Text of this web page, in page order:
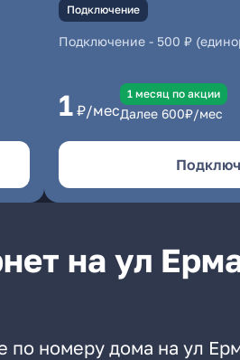
Подключение
Подключение - 500 ₽
1 ₽/мес
1 месяц по акции
Далее 600₽/мес
на ул
по номеру дома на ул